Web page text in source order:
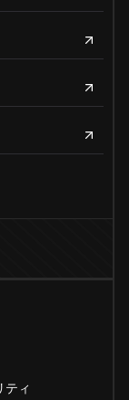
ティ